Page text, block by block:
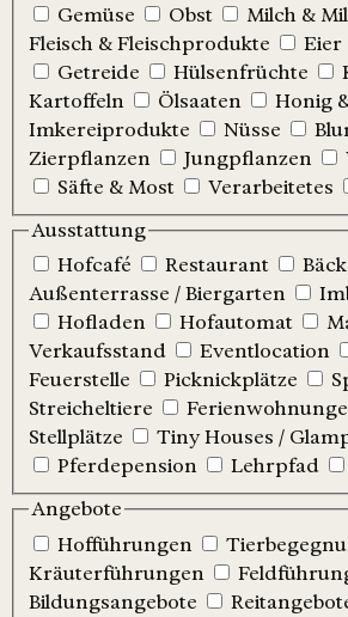
Gemüse Obst
Milch &
Fleisch & Fleischprodukte
Eier
Getreide
Hülsenfrüchte
Kartoffeln
Ölsaaten
Honig
Imkereiprodukte
Nüsse
Zierpflanzen
Jungpflanzen
Säfte & Most
Verarbeitetes
Ausstattung
Hofcafé
Restaurant
Außenterrasse / Biergarten
Hofladen
Hofautomat
Verkaufsstand
Eventlocation
Feuerstelle
Picknickplätze
Streicheltiere
Stellplätze
Tiny Houses /
Pferdepension
Lehrpfad
Angebote
Hofführungen
Kräuterführungen
Bildungsangebote